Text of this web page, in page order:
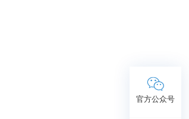
官方公众号